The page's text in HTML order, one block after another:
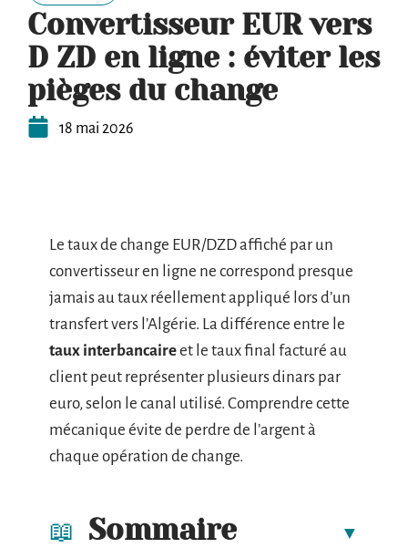
Convertisseur EUR vers
D ZD en ligne : éviter les
pièges du change
18 mai 2026
Le taux de change EUR/DZD affiché par un
convertisseur en ligne ne correspond presque
jamais au taux réellement appliqué lors d’un
transfert vers l’Algérie. La différence entre le
taux interbancaireet le taux final facturé au
client peut représenter plusieurs dinars par
euro, selon le canal utilisé. Comprendre cette
mécanique évite de perdre de l’argent à
chaque opération de change.
Sommaire